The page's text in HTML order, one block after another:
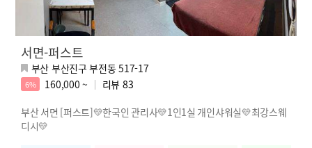
서면-퍼스트
부산 부산진구 부전동 517-17
6% 160,000 ~ 리뷰 83
부산 서면 [퍼스트]💛한국인 관리사💛1인1실 개인샤워실💛최강스웨
디시💛